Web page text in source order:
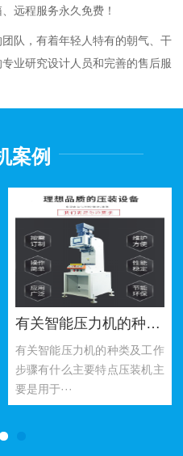
远程服务永久免费！
队，有着年轻人特有的朝气、干
业研究设计人员和完善的售后服
案例
有关智能压力机的种类及工作步骤有什么主要特点
有关智能压力机的种类及工作
步骤有什么主要特点压装机主
要是用于···